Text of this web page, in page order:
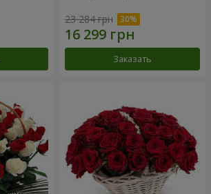
23 284 грн
Заказать